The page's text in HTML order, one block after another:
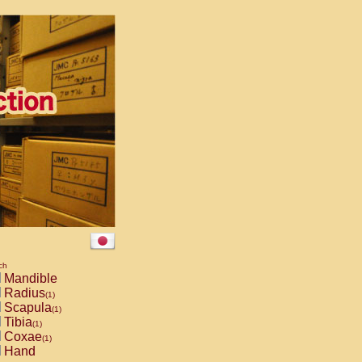
Mandible
Radius(1)
Scapula(1)
Tibia(1)
Coxae(1)
Hand